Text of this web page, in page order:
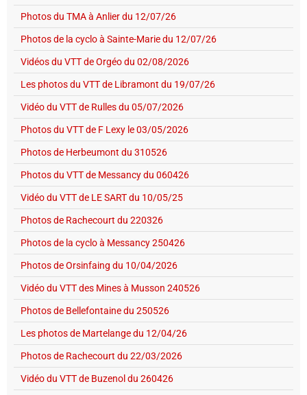
Photos du TMA à Anlier du 12/07/26
Photos de la cyclo à Sainte-Marie du 12/07/26
Vidéos du VTT de Orgéo du 02/08/2026
Les photos du VTT de Libramont du 19/07/26
Vidéo du VTT de Rulles du 05/07/2026
Photos du VTT de F Lexy le 03/05/2026
Photos de Herbeumont du 310526
Photos du VTT de Messancy du 060426
Vidéo du VTT de LE SART du 10/05/25
Photos de Rachecourt du 220326
Photos de la cyclo à Messancy 250426
Photos de Orsinfaing du 10/04/2026
Vidéo du VTT des Mines à Musson 240526
Photos de Bellefontaine du 250526
Les photos de Martelange du 12/04/26
Photos de Rachecourt du 22/03/2026
Vidéo du VTT de Buzenol du 260426